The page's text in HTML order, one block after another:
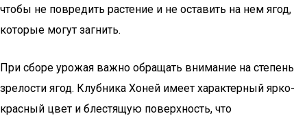
чтобы не повредить растение и не оставить на нем ягод,
которые могут загнить.
При сборе урожая важно обращать внимание на степень
зрелости ягод. Клубника Хоней имеет характерный ярко-
красный цвет и блестящую поверхность, что